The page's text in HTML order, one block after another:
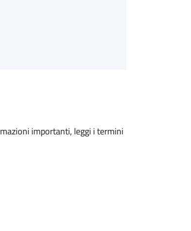
importanti, leggi i termini